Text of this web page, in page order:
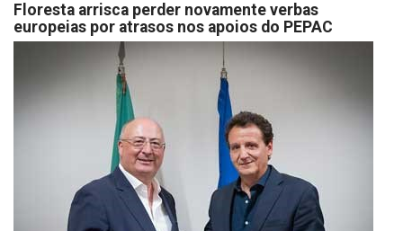
Floresta arrisca perder novamente verbas
europeias por atrasos nos apoios do PEPAC